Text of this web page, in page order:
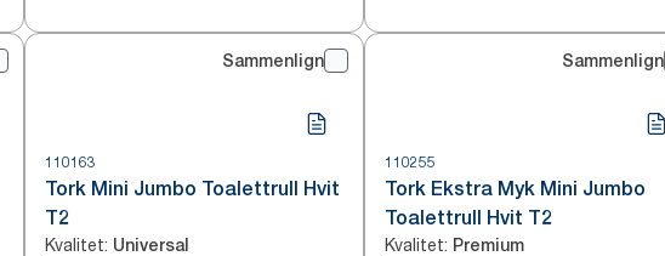
Sammenlign
110163
Tork Mini Jumbo Toalettrull Hvit
T2
Kvalitet: Universal
Sammenlign
110255
Tork Ekstra Myk Mini Jumbo
Toalettrull Hvit T2
Kvalitet: Premium